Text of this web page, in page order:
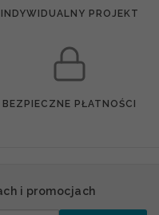
INDYWIDUALNY PROJEKT
BEZPIECZNE PŁATNOŚCI
i promocjach